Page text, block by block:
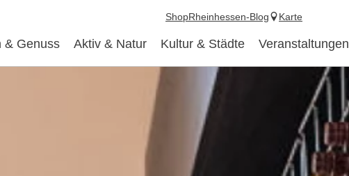
& Genuss Aktiv & Natur Kultur & Städte Veranstaltungen
ShopRheinhessen-Blog Karte